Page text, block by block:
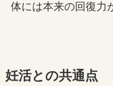
体には本来の回復力
妊活との共通点